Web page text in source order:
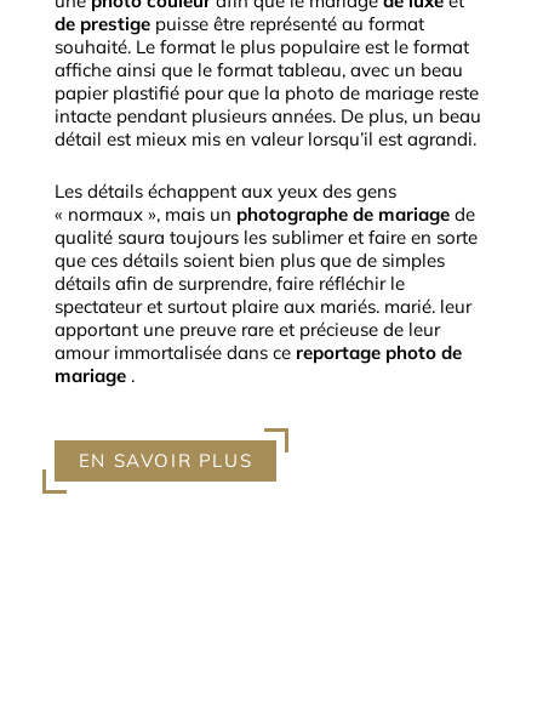
de prestigepuisse être représenté au format
souhaité. Le format le plus populaire est le format
affiche ainsi que le format tableau, avec un beau
papier plastifié pour que la photo de mariage reste
intacte pendant plusieurs années. De plus, un beau
détail est mieux mis en valeur lorsqu’il est agrandi.
Les détails échappent aux yeux des gens
« normaux », mais un photographe de mariagede
qualité saura toujours les sublimer et faire en sorte
que ces détails soient bien plus que de simples
détails afin de surprendre, faire réfléchir le
spectateur et surtout plaire aux mariés. marié. leur
apportant une preuve rare et précieuse de leur
amour immortalisée dans ce reportage photo de
mariage.
EN SAVOIR PLUS